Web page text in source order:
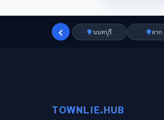
นนทบุรี ตาก
TOWNLIE.HUB